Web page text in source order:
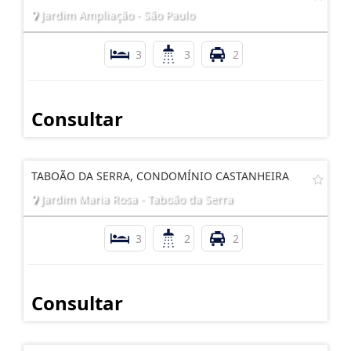
Jardim Ampliação - São Paulo
3 3 2
Consultar
TABOÃO DA SERRA, CONDOMÍNIO CASTANHEIRA
Jardim Maria Rosa - Taboão da Serra
3 2 2
Consultar